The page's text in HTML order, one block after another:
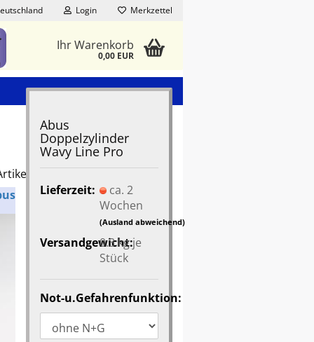
Login Merkzettel
Ihr Warenkorb
0,00 EUR
in dieser Kategorie
Abus
Doppelzylinder
Wavy Line Pro
Lieferzeit:
ca. 2
Wochen
(Ausland abweichend)
Versandgewicht:
0.3kg je
Stück
Not-u.Gefahrenfunktion: